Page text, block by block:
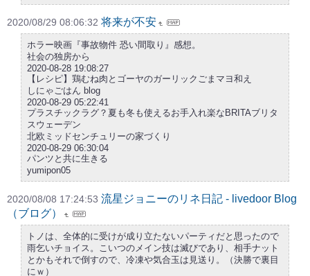
2020/08/29 08:06:32 将来が不安
ホラー映画『事故物件 恐い間取り』感想。
社会の独房から
2020-08-28 19:08:27
【レシピ】鶏むね肉とゴーヤのガーリックごまマヨ和え
しにゃごはん blog
2020-08-29 05:22:41
プラスチックラグ？夏も冬も使えるお手入れ楽なBRITAブリタ
スウェーデン
北欧ミッドセンチュリーの家づくり
2020-08-29 06:30:04
パンツと共に生きる
yumipon05
2020/08/08 17:24:53 流星ジョニーのリネ日記 - livedoor Blog
（ブログ）
トノは、全体的に受けが成り立たないパーティだと思ったので
雨乞いチョイス。こいつのメイン技は滅びであり、相手ナット
とかもそれで倒すので、冷凍や気合玉は見送り。（決勝で裏目
にｗ）